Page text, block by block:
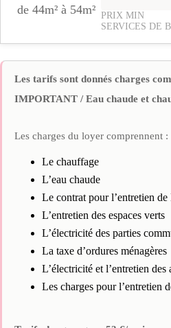
de 44m² à 54m² PRIX MIN
SERVICES DE
Les tarifs sont donnés charges
IMPORTANT / Eau chaude et
Les charges du loyer comprennent :
Le chauffage
L’eau chaude
Le contrat pour l’entretien
L’entretien des espaces verts
L’électricité des parties
La taxe d’ordures ménagères
L’électricité et l’entretien des
Les charges pour l’entretien